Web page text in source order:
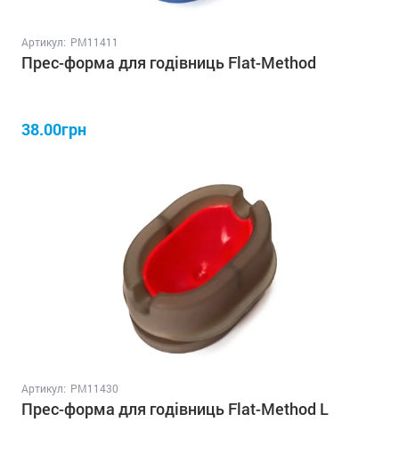
Артикул: PM11411
Прес-форма для годівниць Flat-Method
38.00грн
Артикул: PM11430
Прес-форма для годівниць Flat-Method L